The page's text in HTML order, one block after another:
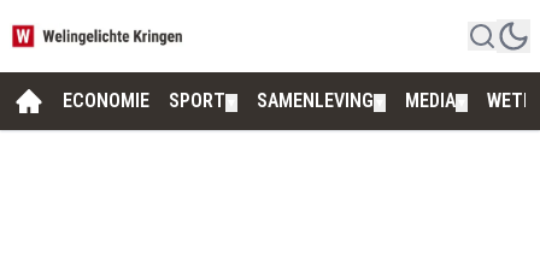
ECONOMIE SPORT SAMENLEVING MEDIA